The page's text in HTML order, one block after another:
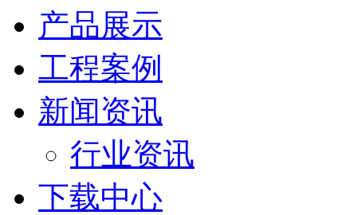
产品展示
工程案例
新闻资讯
行业资讯
下载中心